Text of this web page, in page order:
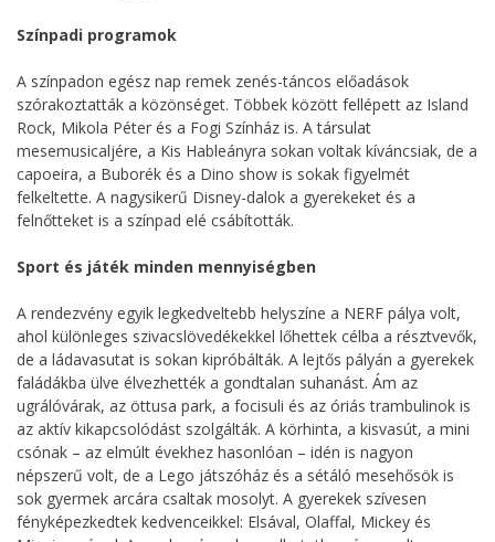
Színpadi programok
A színpadon egész nap remek zenés-táncos előadások
szórakoztatták a közönséget. Többek között fellépett az Island
Rock, Mikola Péter és a Fogi Színház is. A társulat
mesemusicaljére, a Kis Hableányra sokan voltak kíváncsiak, de a
capoeira, a Buborék és a Dino show is sokak figyelmét
felkeltette. A nagysikerű Disney-dalok a gyerekeket és a
felnőtteket is a színpad elé csábították.
Sport és játék minden mennyiségben
A rendezvény egyik legkedveltebb helyszíne a NERF pálya volt,
ahol különleges szivacslövedékekkel lőhettek célba a résztvevők,
de a ládavasutat is sokan kipróbálták. A lejtős pályán a gyerekek
faládákba ülve élvezhették a gondtalan suhanást. Ám az
ugrálóvárak, az öttusa park, a focisuli és az óriás trambulinok is
az aktív kikapcsolódást szolgálták. A körhinta, a kisvasút, a mini
csónak – az elmúlt évekhez hasonlóan – idén is nagyon
népszerű volt, de a Lego játszóház és a sétáló mesehősök is
sok gyermek arcára csaltak mosolyt. A gyerekek szívesen
fényképezkedtek kedvenceikkel: Elsával, Olaffal, Mickey és